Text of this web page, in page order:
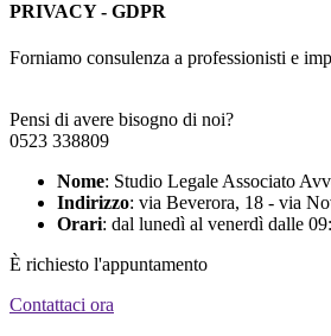
PRIVACY - GDPR
Forniamo consulenza a professionisti e
Pensi di avere bisogno di noi?
0523 338809
Nome: Studio Legale Associato
Indirizzo: via Beverora, 18 - via
Orari: dal lunedì al venerdì dalle
È richiesto l'appuntamento
Contattaci ora